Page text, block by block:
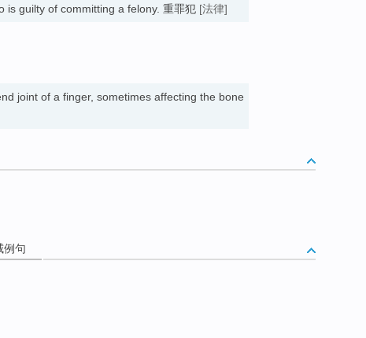
is guilty of committing a felony. 重罪犯 [法律]
joint of a finger, sometimes affecting the bone
例句